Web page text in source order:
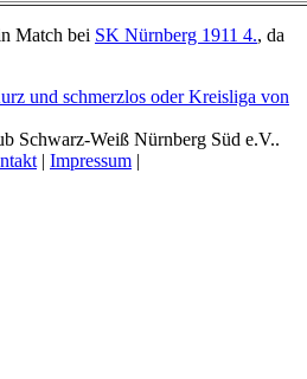
Match bei SK Nürnberg 1911 4., da
und schmerzlos oder Kreisliga von
Schwarz-Weiß Nürnberg Süd e.V..
| Impressum |